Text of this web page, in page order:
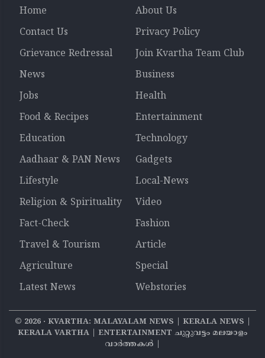
Home
About Us
Contact Us
Privacy Policy
Grievance Redressal
Join Kvartha Team Club
News
Business
Jobs
Health
Food & Recipes
Entertainment
Education
Technology
Aadhaar & PAN News
Gadgets
Lifestyle
Local-News
Religion & Spirituality
Video
Fact-Check
Fashion
Travel & Tourism
Article
Agriculture
Special
Latest News
Webstories
© 2026‧ KVARTHA: MALAYALAM NEWS | KERALA NEWS |
KERALA VARTHA | ENTERTAINMENT ചുറ്റുവട്ടം മലയാളം
വാര്‍ത്തകൾ |